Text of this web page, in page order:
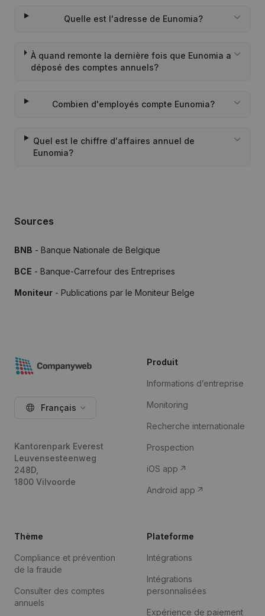
Quelle est l'adresse de Eunomia?
À quand remonte la dernière fois que Eunomia a
déposé des comptes annuels?
Combien d'employés compte Eunomia?
Quel est le chiffre d'affaires annuel de
Eunomia?
Sources
BNB - Banque Nationale de Belgique
BCE - Banque-Carrefour des Entreprises
Moniteur - Publications par le Moniteur Belge
Français
Kantorenpark Everest
Leuvensesteenweg
248D,
1800 Vilvoorde
Produit
Informations d’entreprise
Monitoring
Recherche internationale
Prospection
iOS app
Android app
Thème
Compliance et prévention
de la fraude
Consulter des comptes
annuels
Plateforme
Intégrations
Intégrations
personnalisées
Expérience de paiement